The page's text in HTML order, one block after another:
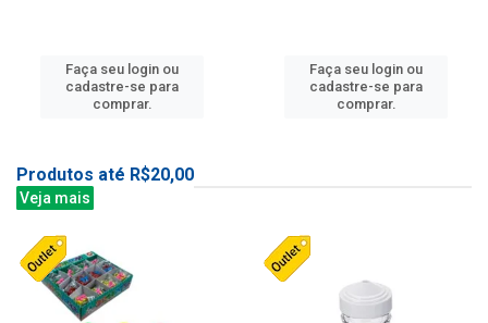
Faça seu login ou
cadastre-se para
comprar.
Faça seu login ou
cadastre-se para
comprar.
Produtos até R$20,00
Veja mais